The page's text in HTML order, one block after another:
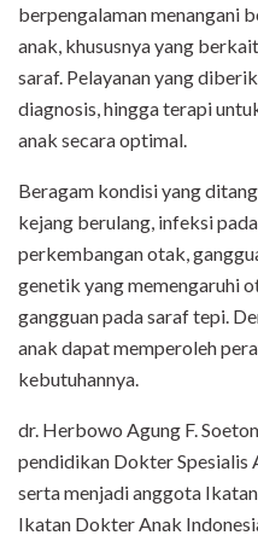
berpengalaman menangani
anak, khususnya yang
saraf. Pelayanan yang
diagnosis, hingga terapi
anak secara optimal.
Beragam kondisi yang
kejang berulang, infeksi
perkembangan otak,
genetik yang memengaruhi
gangguan pada saraf tepi.
anak dapat memperoleh
kebutuhannya.
dr. Herbowo Agung F.
pendidikan Dokter Spesialis
serta menjadi anggota
Ikatan Dokter Anak